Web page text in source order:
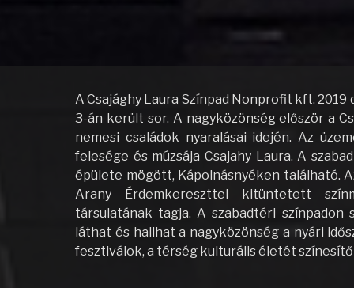
A Csajághy Laura Színpad Nonprofit kft.
3-án került sor. A nagyközönség először a
nemesi családok nyaralásai idején. Az
felesége és múzsája Csajahy Laura. A
épülete mögött, Kápolnásnyéken található.
Arany Érdemkereszttel kitüntetett
társulatának tagja. A szabadtéri
láthat és hallhat a nagyközönség a nyári
fesztiválok, a térség kulturális életét